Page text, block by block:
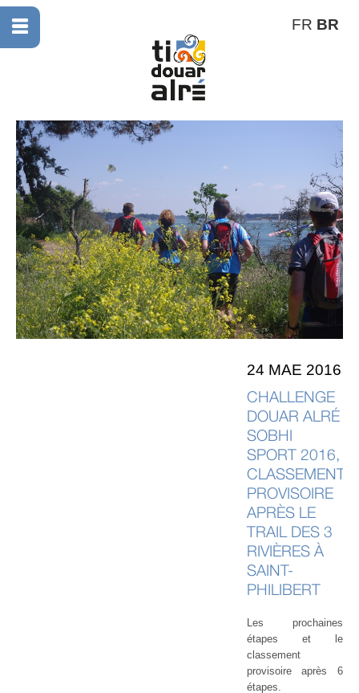
FR BR
24 MAE 2016
CHALLENGE
DOUAR ALRÉ
SOBHI
SPORT 2016,
CLASSEMENT
PROVISOIRE
APRÈS LE
TRAIL DES 3
RIVIÈRES À
SAINT-
PHILIBERT
Les prochaines
étapes et le
classement
provisoire après 6
étapes.